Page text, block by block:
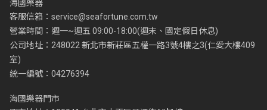
海國樂器
客服信箱： service@seafortune.com.tw
營業時間：週一~週五 09:00-18:00(週末、國定假日休息)
公司地址：248022 新北市新莊區五權一路3號4樓之3(仁愛大樓409
室)
統一編號：04276394
海國樂器門市